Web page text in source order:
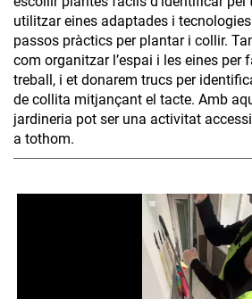
utilitzar eines adaptades i
passos pràctics per plantar i collir.
com organitzar l’espai i les eines per
treball, i et donarem trucs per
de collita mitjançant el tacte. Amb
jardineria pot ser una activitat
a tothom.